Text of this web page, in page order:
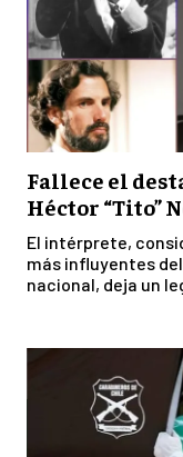
Fallece el
Héctor “Tito”
El intérprete,
más influyentes
nacional, deja un